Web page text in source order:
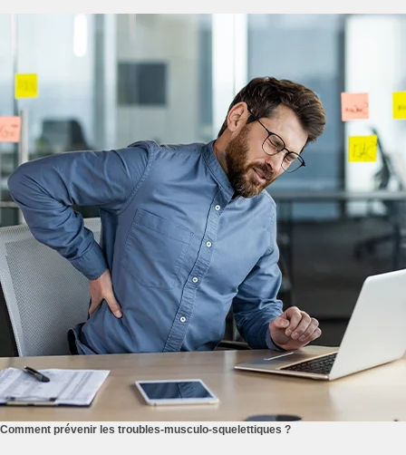
Comment prévenir les troubles-musculo-squelettiques ?